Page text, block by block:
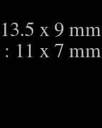
x 9
11 x 7